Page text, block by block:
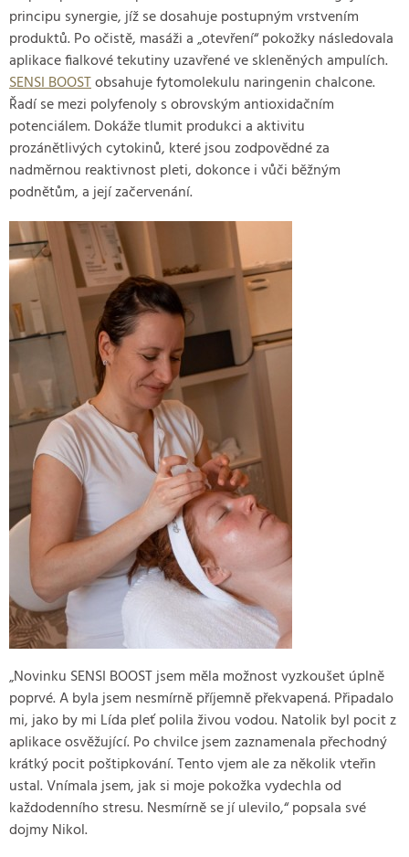
principu synergie, jíž se dosahuje postupným vrstvením
produktů. Po očistě, masáži a „otevření“ pokožky následovala
aplikace fialkové tekutiny uzavřené ve skleněných ampulích.
SENSI BOOSTobsahuje fytomolekulu naringenin chalcone.
Řadí se mezi polyfenoly s obrovským antioxidačním
potenciálem. Dokáže tlumit produkci a aktivitu
prozánětlivých cytokinů, které jsou zodpovědné za
nadměrnou reaktivnost pleti, dokonce i vůči běžným
podnětům, a její začervenání.
„Novinku SENSI BOOST jsem měla možnost vyzkoušet úplně
poprvé. A byla jsem nesmírně příjemně překvapená. Připadalo
mi, jako by mi Lída pleť polila živou vodou. Natolik byl pocit z
aplikace osvěžující. Po chvilce jsem zaznamenala přechodný
krátký pocit poštipkování. Tento vjem ale za několik vteřin
ustal. Vnímala jsem, jak si moje pokožka vydechla od
každodenního stresu. Nesmírně se jí ulevilo,“ popsala své
dojmy Nikol.